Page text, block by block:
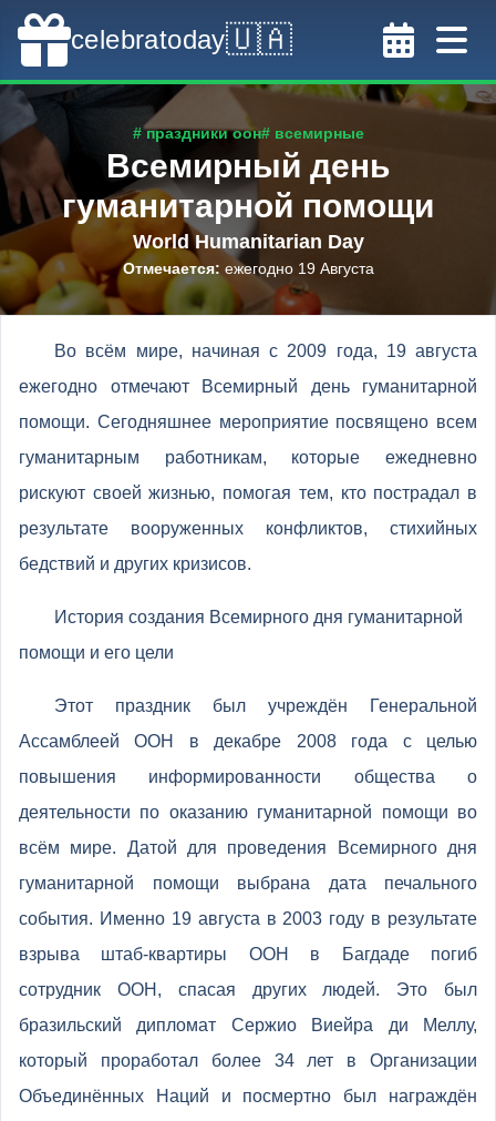
celebratoday🇺🇦
# праздники оон# всемирные
Всемирный день
гуманитарной помощи
World Humanitarian Day
Отмечается: ежегодно 19 Августа
Во всём мире, начиная с 2009 года, 19 августа
ежегодно отмечают Всемирный день гуманитарной
помощи. Сегодняшнее мероприятие посвящено всем
гуманитарным работникам, которые ежедневно
рискуют своей жизнью, помогая тем, кто пострадал в
результате вооруженных конфликтов, стихийных
бедствий и других кризисов.
История создания Всемирного дня гуманитарной
помощи и его цели
Этот праздник был учреждён Генеральной
Ассамблеей ООН в декабре 2008 года с целью
повышения информированности общества о
деятельности по оказанию гуманитарной помощи во
всём мире. Датой для проведения Всемирного дня
гуманитарной помощи выбрана дата печального
события. Именно 19 августа в 2003 году в результате
взрыва штаб-квартиры ООН в Багдаде погиб
сотрудник ООН, спасая других людей. Это был
бразильский дипломат Сержио Виейра ди Меллу,
который проработал более 34 лет в Организации
Объединённых Наций и посмертно был награждён